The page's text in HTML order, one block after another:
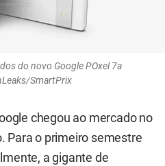
do novo Google POxel 7a
SmartPrix
chegou ao mercado no
Para o primeiro semestre
a gigante de